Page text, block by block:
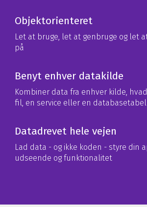
Objektorienteret
Let at bruge, let at genbruge og let
på
Benyt enhver datakilde
Kombiner data fra enhver kilde,
fil, en service eller en databasetabel
Datadrevet hele vejen
Lad data - og ikke koden - styre din
udseende og funktionalitet